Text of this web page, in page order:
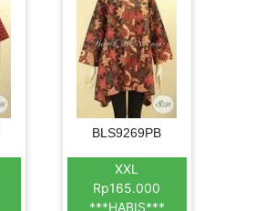
BLS9269PB
XXL
Rp165.000
***HABIS***